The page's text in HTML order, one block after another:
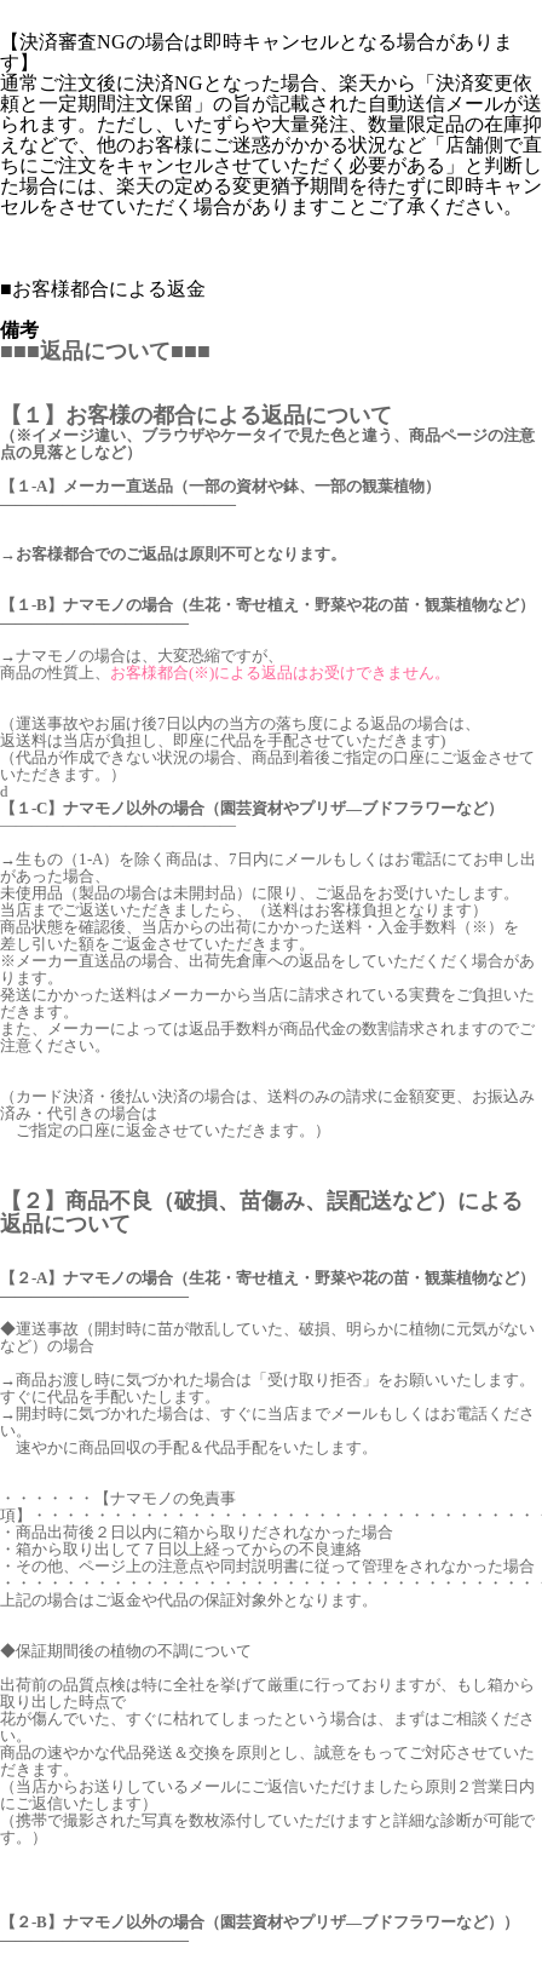
【決済審査NGの場合は即時キャンセルとなる場合がありま
す】
通常ご注文後に決済NGとなった場合、楽天から「決済変更依
頼と一定期間注文保留」の旨が記載された自動送信メールが送
られます。ただし、いたずらや大量発注、数量限定品の在庫抑
えなどで、他のお客様にご迷惑がかかる状況など「店舗側で直
ちにご注文をキャンセルさせていただく必要がある」と判断し
た場合には、楽天の定める変更猶予期間を待たずに即時キャン
セルをさせていただく場合がありますことご了承ください。
■お客様都合による返金
備考
■■■返品について■■■
【１】お客様の都合による返品について
（※イメージ違い、ブラウザやケータイで見た色と違う、商品ページの注意
点の見落としなど）
【１-A】メーカー直送品（一部の資材や鉢、一部の観葉植物）
―――――――――――――――
→お客様都合でのご返品は原則不可となります。
【１-B】ナマモノの場合（生花・寄せ植え・野菜や花の苗・観葉植物など）
――――――――――――
→ナマモノの場合は、大変恐縮ですが、
商品の性質上、 お客様都合(※)による返品はお受けできません。
（運送事故やお届け後7日以内の当方の落ち度による返品の場合は、
返送料は当店が負担し、即座に代品を手配させていただきます)
（代品が作成できない状況の場合、商品到着後ご指定の口座にご返金させて
いただきます。）
d
【１-C】ナマモノ以外の場合（園芸資材やプリザ―ブドフラワーなど）
―――――――――――――――
→生もの（1-A）を除く商品は、7日内にメールもしくはお電話にてお申し出
があった場合、
未使用品（製品の場合は未開封品）に限り、ご返品をお受けいたします。
当店までご返送いただきましたら、（送料はお客様負担となります）
商品状態を確認後、当店からの出荷にかかった送料・入金手数料（※）を
差し引いた額をご返金させていただきます。
※メーカー直送品の場合、出荷先倉庫への返品をしていただくだく場合があ
ります。
発送にかかった送料はメーカーから当店に請求されている実費をご負担いた
だきます。
また、メーカーによっては返品手数料が商品代金の数割請求されますのでご
注意ください。
（カード決済・後払い決済の場合は、送料のみの請求に金額変更、お振込み
済み・代引きの場合は
ご指定の口座に返金させていただきます。）
【２】商品不良（破損、苗傷み、誤配送など）による
返品について
【２-A】ナマモノの場合（生花・寄せ植え・野菜や花の苗・観葉植物など）
――――――――――――
◆運送事故（開封時に苗が散乱していた、破損、明らかに植物に元気がない
など）の場合
→商品お渡し時に気づかれた場合は「受け取り拒否」をお願いいたします。
すぐに代品を手配いたします。
→開封時に気づかれた場合は、すぐに当店までメールもしくはお電話くださ
い。
速やかに商品回収の手配＆代品手配をいたします。
・・・・・・【ナマモノの免責事
項】・・・・・・・・・・・・・・・・・・・・・・・・・・・・・・・・
・商品出荷後２日以内に箱から取りだされなかった場合
・箱から取り出して７日以上経ってからの不良連絡
・その他、ページ上の注意点や同封説明書に従って管理をされなかった場合
・・・・・・・・・・・・・・・・・・・・・・・・・・・・・・・・・
上記の場合はご返金や代品の保証対象外となります。
◆保証期間後の植物の不調について
出荷前の品質点検は特に全社を挙げて厳重に行っておりますが、もし箱から
取り出した時点で
花が傷んでいた、すぐに枯れてしまったという場合は、まずはご相談くださ
い。
商品の速やかな代品発送＆交換を原則とし、誠意をもってご対応させていた
だきます。
（当店からお送りしているメールにご返信いただけましたら原則２営業日内
にご返信いたします）
（携帯で撮影された写真を数枚添付していただけますと詳細な診断が可能で
す。）
【２-B】ナマモノ以外の場合（園芸資材やプリザ―ブドフラワーなど））
――――――――――――